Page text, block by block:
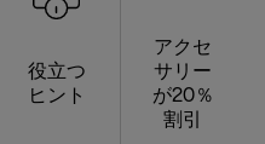
役立つ
ヒント
アクセ
サリー
が20％
割引